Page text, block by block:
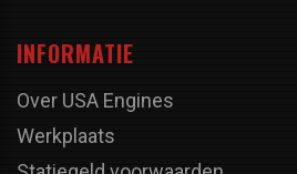
INFORMATIE
Over USA Engines
Werkplaats